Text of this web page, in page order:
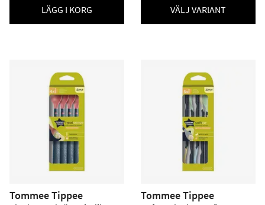
LÄGG I KORG VÄLJ VARIANT
Tommee Tippee Tommee Tippee